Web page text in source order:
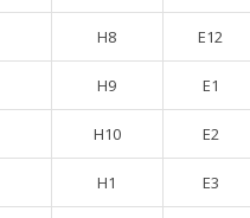
H8 E12
H9 E1
H10 E2
H1 E3